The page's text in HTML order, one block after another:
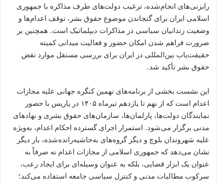
رایزنی‌های انجام‌شده، ترغیب دولت‌های طرف مذاکره با جمهوری
اسلامی ایران برای گنجاندن موضوع حقوق بشر، توقف اعدام‌ها و
وضعیت زندانیان سیاسی در مذاکرات دیپلماتیک است. همچنین بر
ضرورت فراهم شدن امکان حضور و فعالیت میدانی کمیته
حقیقت‌یاب بین‌المللی در ایران برای بررسی مستقل موارد نقض
حقوق بشر تأکید شد.
این نشست بخشی از برنامه‌های نهمین کنگره جهانی علیه مجازات
اعدام است که از نهم تا یازدهم تیرماه ۱۴۰۵ در پاریس با حضور
نمایندگان دولت‌ها، پارلمان‌ها، سازمان‌های حقوق بشری و نهادهای
مدنی برگزار می‌شود. استمرار اجرای گسترده احکام اعدام، به‌ویژه
علیه شهروندان بلوچ و دیگر گروه‌های به‌حاشیه‌رانده‌شده، بار دیگر
نشان می‌دهد که جمهوری اسلامی از مجازات اعدام نه صرفاً به
عنوان یک ابزار قضایی، بلکه به عنوان وسیله‌ای برای ایجاد رعب،
سرکوب مطالبات مدنی و کنترل سیاسی جامعه استفاده می‌کند؛